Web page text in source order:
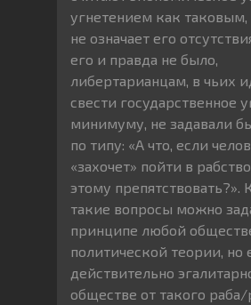
угнетением как таковым,
не означает его
его и правда не было,
либертарианцам, в чьих
свести государственное
минимуму, не задавали
по типу: «А что, если
«захочет» пойти в
этому препятствовать?».
такие вопросы можно
принципе любой
политической теории, но
действительно
обществе от такого